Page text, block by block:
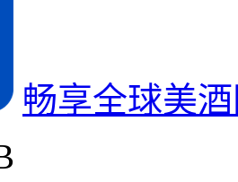
畅享全球美